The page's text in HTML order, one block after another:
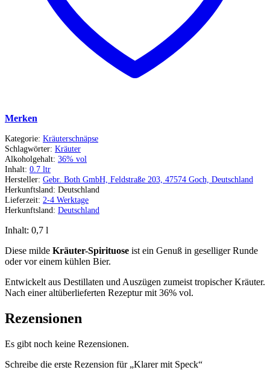
Merken
Kategorie: Kräuterschnäpse
Schlagwörter: Kräuter
Alkoholgehalt: 36% vol
Inhalt: 0.7 ltr
Hersteller: Gebr. Both GmbH, Feldstraße 203, 47574 Goch, Deutschland
Herkunftsland: Deutschland
Lieferzeit: 2-4 Werktage
Herkunftsland: Deutschland
Inhalt: 0,7 l
Diese milde Kräuter-Spirituose ist ein Genuß in geselliger Runde
oder vor einem kühlen Bier.
Entwickelt aus Destillaten und Auszügen zumeist tropischer Kräuter.
Nach einer altüberlieferten Rezeptur mit 36% vol.
Rezensionen
Es gibt noch keine Rezensionen.
Schreibe die erste Rezension für „Klarer mit Speck“